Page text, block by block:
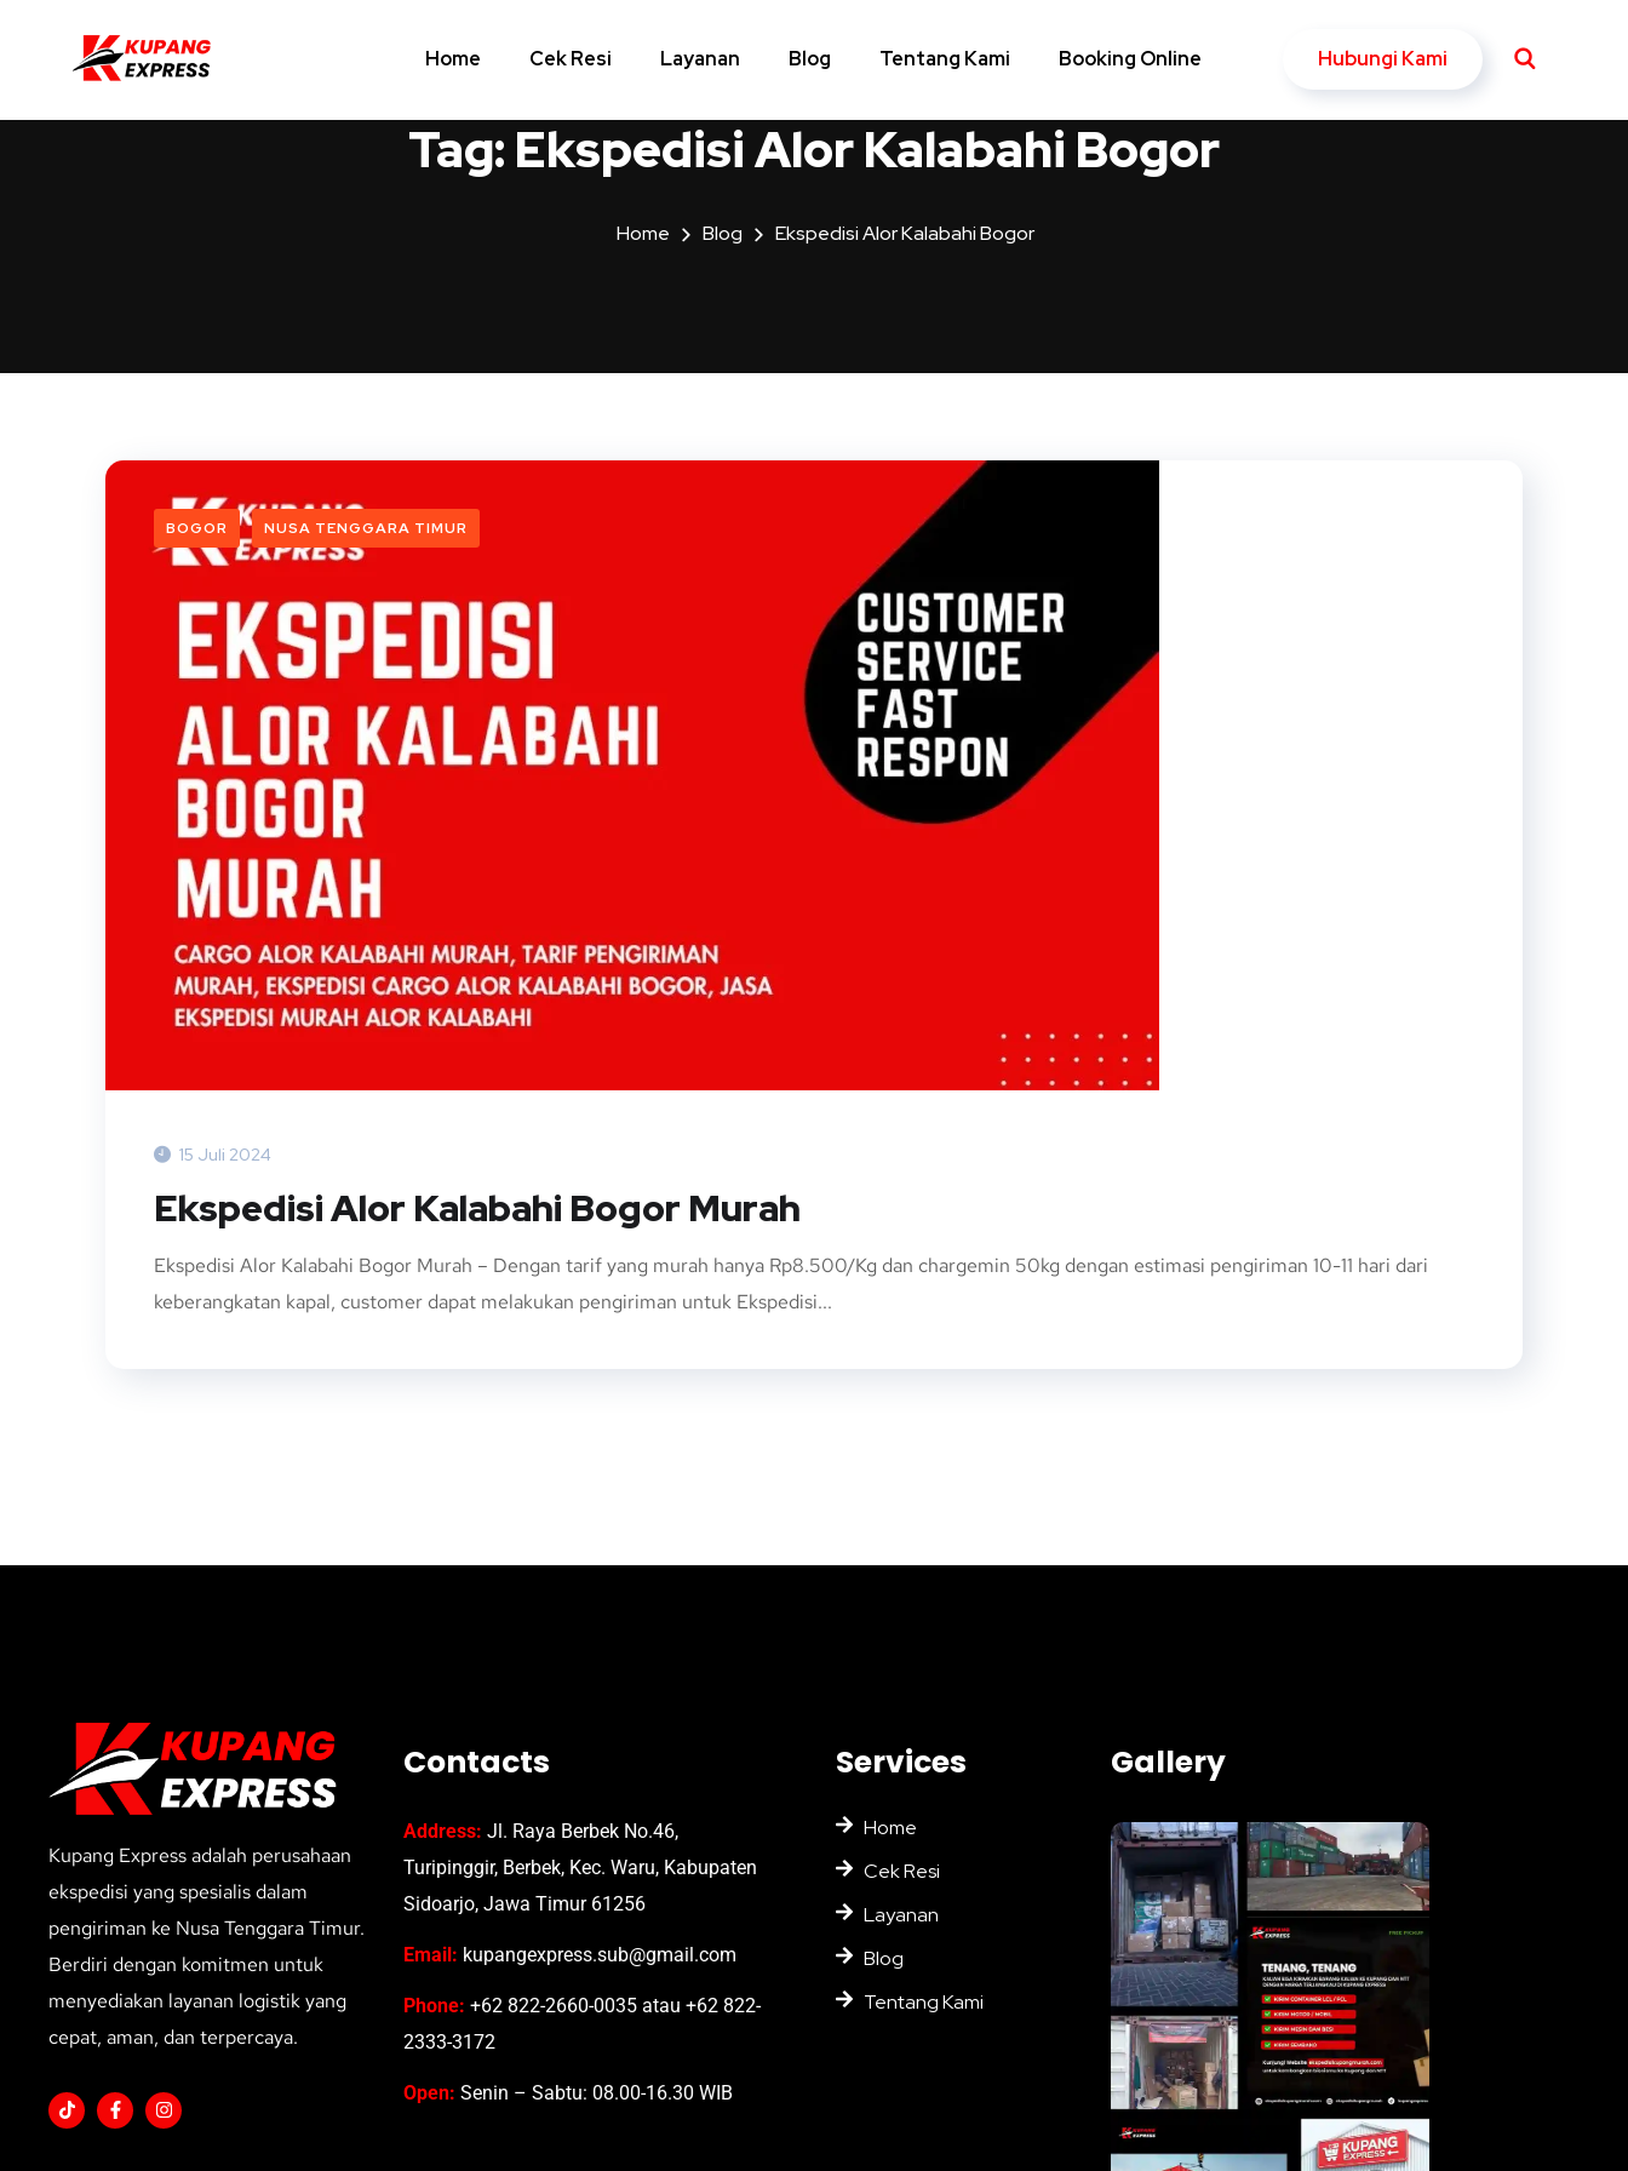
Home Cek Resi Layanan Blog Tentang Kami Booking Online Hubungi Kami
Tag: Ekspedisi Alor Kalabahi Bogor
Home Blog Ekspedisi Alor Kalabahi Bogor
BOGOR NUSA TENGGARA TIMUR
15 Juli 2024
Ekspedisi Alor Kalabahi Bogor Murah
Ekspedisi Alor Kalabahi Bogor Murah – Dengan tarif yang murah hanya Rp8.500/Kg dan chargemin 50kg dengan estimasi pengiriman 10-11 hari dari
keberangkatan kapal, customer dapat melakukan pengiriman untuk Ekspedisi...
Kupang Express adalah perusahaan
ekspedisi yang spesialis dalam
pengiriman ke Nusa Tenggara Timur.
Berdiri dengan komitmen untuk
menyediakan layanan logistik yang
cepat, aman, dan terpercaya.
Contacts
Address: Jl. Raya Berbek No.46,
Turipinggir, Berbek, Kec. Waru, Kabupaten
Sidoarjo, Jawa Timur 61256
Email: kupangexpress.sub@gmail.com
Phone: +62 822-2660-0035 atau +62 822-
2333-3172
Open: Senin – Sabtu: 08.00-16.30 WIB
Services
Home
Cek Resi
Layanan
Blog
Tentang Kami
Gallery